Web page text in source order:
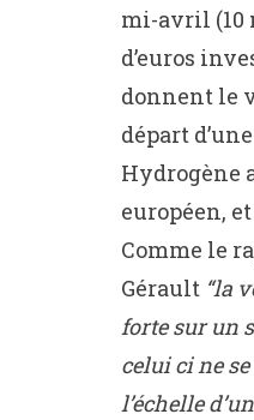
mi-avril
d’euros
donnent le
départ
Hydrogène
européen,
Comme le
Gérault “la
forte sur un
celui ci ne
l’échelle